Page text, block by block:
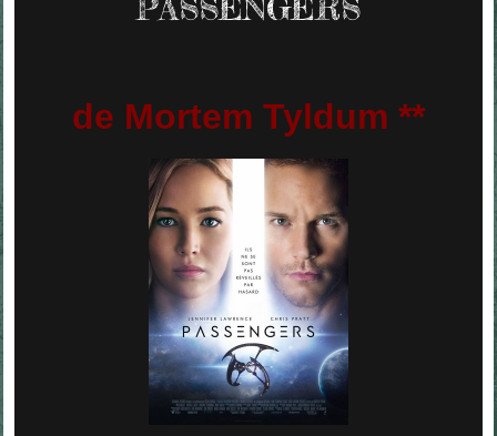
PASSENGERS
de Mortem Tyldum **